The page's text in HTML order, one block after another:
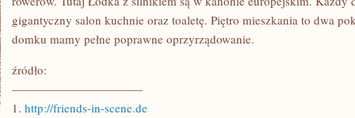
gigantyczny salon kuchnie oraz toaletę. Piętro mieszkania to dwa
domku mamy pełne poprawne oprzyrządowanie.
źródło:
———————————
1. http://friends-in-scene.de